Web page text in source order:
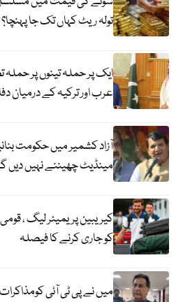
تولہ ریٹ کہاں تک جا پہنچا؟
ایک پر حملہ تینوں پر حملہ
عرب اور ترکیہ کے درمیان
آزاد کشمیر میں حکومت
مینڈیٹ چھیننے نہیں دیں گے ،
کو جاری کرنے کا فیصلہ
میں نے پی ٹی آئی